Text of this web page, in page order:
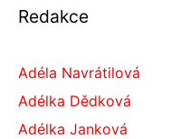
Redakce
Adéla Navrátilová
Adélka Dědková
Adélka Janková